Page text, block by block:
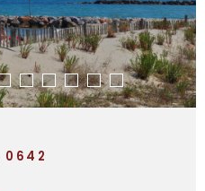
0642